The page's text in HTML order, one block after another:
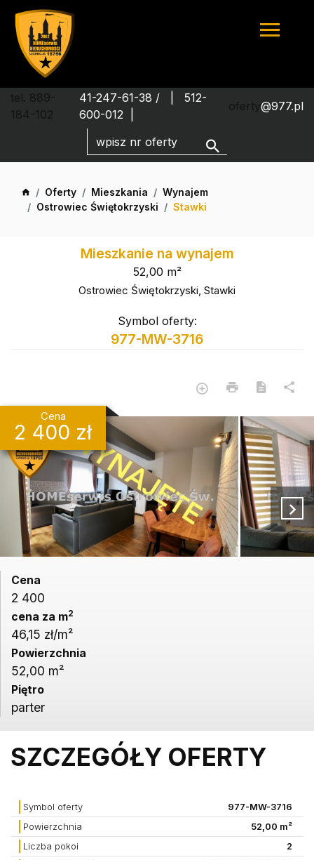
tel. 889-
184-102
41-247-61-38 /
512-
600-012
oferty@977.pl
Oferty Mieszkania
Wynajem
Ostrowiec Świętokrzyski
Stawki
Mieszkanie na wynajem
52,00 m²
Ostrowiec Świętokrzyski, Stawki
Symbol oferty:
977-MW-3716
Cena
2 400 zł
Cena
2 400
cena za m2
46,15 zł/m²
Powierzchnia
52,00 m²
Piętro
parter
SZCZEGÓŁY OFERTY
Symbol oferty
977-MW-3716
Powierzchnia
52,00 m²
Liczba pokoi
2